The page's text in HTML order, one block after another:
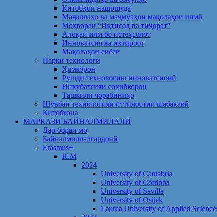
Китобҳои нашршуда
Маҷаллаҳо ва маҷмӯаҳои мақолаҳои илмӣ
Моҳвораи “Иқтисод ва тиҷорат”
Алоқаи илм бо истеҳсолот
Инноватсия ва ихтироот
Мақолаҳои сиёсӣ
Парки технологӣ
Ҳамкорон
Рушди технологию инноватсионӣ
Инкубатсияи соҳибкорон
Ташкили чорабиниҳо
Шуъбаи технологияи иттилоотии шабакавӣ
Китобхона
МАРКАЗИ БАЙНАЛМИЛАЛӢ
Дар бораи мо
Байналмиллалгардонӣ
Erasmus+
ICM
2024
University of Cantabria
University of Cordoba
University of Seville
University of Osijek
Laurea University of Applied